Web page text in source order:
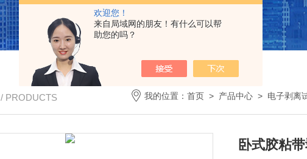
欢迎您！
来自局域网的朋友！有什么可以帮
助您的吗？
/ PRODUCTS 我的位置： 首页 > 产品中心 > 电子剥离
卧式胶粘